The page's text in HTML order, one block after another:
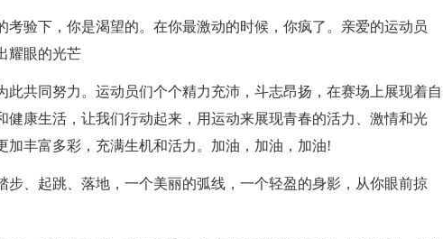
考验下，你是渴望的。在你最激动的时候，你疯了。亲爱的运动员
耀眼的光芒
此共同努力。运动员们个个精力充沛，斗志昂扬，在赛场上展现着自
健康生活，让我们行动起来，用运动来展现青春的活力、激情和光
加丰富多彩，充满生机和活力。加油，加油，加油!
步、起跳、落地，一个美丽的弧线，一个轻盈的身影，从你眼前掠